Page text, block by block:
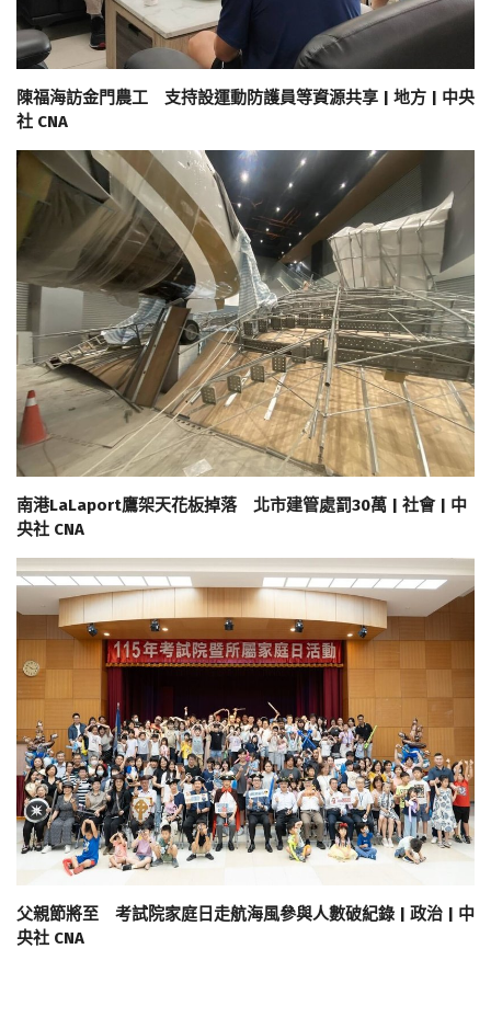
陳福海訪金門農工 支持設運動防護員等資源共享 | 地方 | 中央
社 CNA
南港LaLaport鷹架天花板掉落 北市建管處罰30萬 | 社會 | 中
央社 CNA
父親節將至 考試院家庭日走航海風參與人數破紀錄 | 政治 | 中
央社 CNA